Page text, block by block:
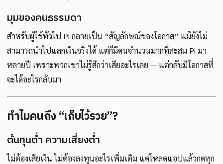
มุมของคนธรรมดา
สำหรับผู้ใช้ทั่วไป Pi กลายเป็น “สัญลักษณ์ของโอกาส” แม้ยังไม่
สามารถนำไปแลกเงินจริงได้ แต่ก็มีคนจำนวนมากที่สะสม Pi มา
หลายปี เพราะพวกเขาไม่รู้สึกว่าเสียอะไรเลย — แต่กลับมีโอกาสที่
จะได้อะไรกลับมา
ทำไมคนถึง “เก็บไว้รวย”?
ต้นทุนต่ำ ความเสี่ยงต่ำ
ไม่ต้องเสียเงิน ไม่ต้องลงทุนอะไรเพิ่มเติม แค่โหลดแอปแล้วกดทุก